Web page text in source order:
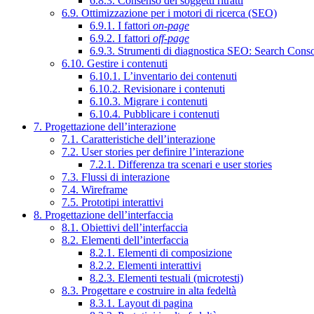
6.9. Ottimizzazione per i motori di ricerca (SEO)
6.9.1. I fattori on-page
6.9.2. I fattori off-page
6.9.3. Strumenti di diagnostica SEO: Search
6.10. Gestire i contenuti
6.10.1. L’inventario dei contenuti
6.10.2. Revisionare i contenuti
6.10.3. Migrare i contenuti
6.10.4. Pubblicare i contenuti
7. Progettazione dell’interazione
7.1. Caratteristiche dell’interazione
7.2. User stories per definire l’interazione
7.2.1. Differenza tra scenari e user stories
7.3. Flussi di interazione
7.4. Wireframe
7.5. Prototipi interattivi
8. Progettazione dell’interfaccia
8.1. Obiettivi dell’interfaccia
8.2. Elementi dell’interfaccia
8.2.1. Elementi di composizione
8.2.2. Elementi interattivi
8.2.3. Elementi testuali (microtesti)
8.3. Progettare e costruire in alta fedeltà
8.3.1. Layout di pagina